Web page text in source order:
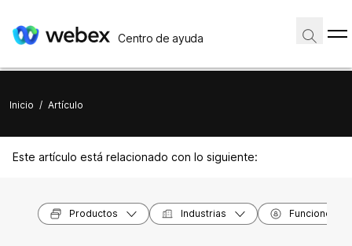
Centro de ayuda
Inicio / Artículo
Este artículo está relacionado con lo siguiente:
Productos Industrias Funciones